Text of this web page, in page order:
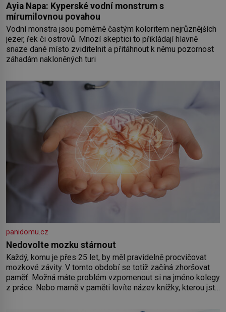
Ayia Napa: Kyperské vodní monstrum s
mírumilovnou povahou
Vodní monstra jsou poměrně častým koloritem nejrůznějších
jezer, řek či ostrovů. Mnozí skeptici to přikládají hlavně
snaze dané místo zviditelnit a přitáhnout k němu pozornost
záhadám nakloněných turi
panidomu.cz
Nedovolte mozku stárnout
Každý, komu je přes 25 let, by měl pravidelně procvičovat
mozkové závity. V tomto období se totiž začíná zhoršovat
paměť. Možná máte problém vzpomenout si na jméno kolegy
z práce. Nebo marně v paměti lovíte název knížky, kterou jste